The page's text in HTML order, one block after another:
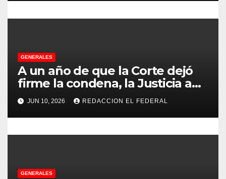
a
d
a
s
GENERALES
A un año de que la Corte dejó
firme la condena, la Justicia aún
no pudo decomisarle ni un peso
a CFK
JUN 10, 2026 REDACCION EL FEDERAL
GENERALES